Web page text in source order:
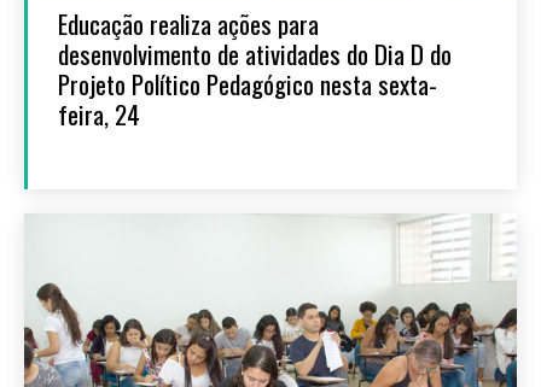
Educação realiza ações para
desenvolvimento de atividades do Dia D do
Projeto Político Pedagógico nesta sexta-
feira, 24